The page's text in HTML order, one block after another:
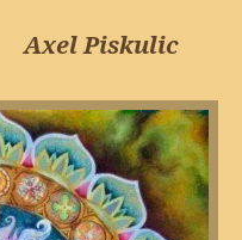
Axel Piskulic